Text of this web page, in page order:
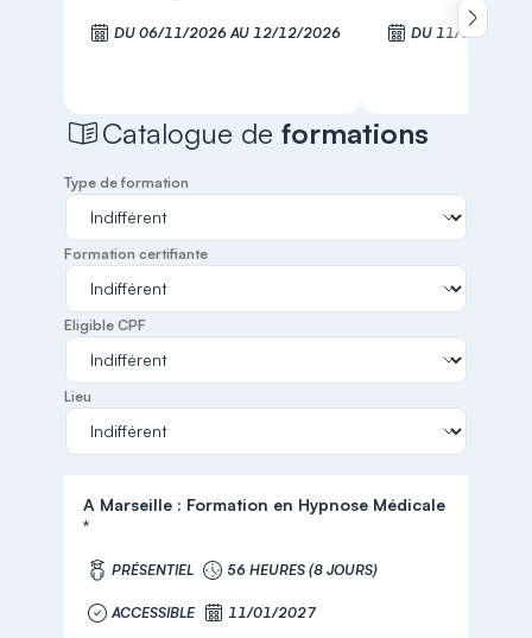
DU 06/11/2026 AU 12/12/2026 DU 11/01/2027
Défiler
Catalogue deformations
Type de formation
Formation certifiante
Eligible CPF
Lieu
A Marseille : Formation en Hypnose Médicale
*
PRÉSENTIEL 56 HEURES (8 JOURS)
ACCESSIBLE 11/01/2027